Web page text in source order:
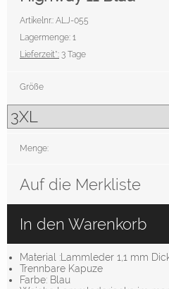
Artikelnr.: ALJ-055
Lagermenge: 1
Lieferzeit*: 3 Tage
Größe
Menge:
Auf die Merkliste
In den Warenkorb
Material :Lammleder 1,1 mm
Trennbare Kapuze
Farbe: Blau